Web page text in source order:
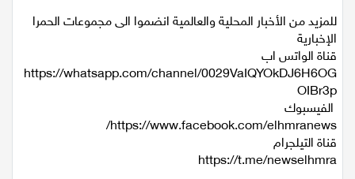
ستوديو انتخابات 2022
للمزيد من الأخبار المحلية والعالمية انضموا الى مجموعات الحمرا
الإخبارية
قناة الواتس اب
‏https://whatsapp.com/channel/0029VaIQYOkDJ6H6OG
OIBr3p
الفيسبوك
قناة التيلجرام